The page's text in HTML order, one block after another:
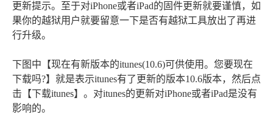
更新提示。至于对iPhone或者iPad的固件更新就要谨慎，如
果你的越狱用户就要留意一下是否有越狱工具放出了再进
行升级。
下图中【现在有新版本的itunes(10.6)可供使用。您要现在
下载吗?】就是表示itunes有了更新的版本10.6版本，然后点
击【下载itunes】。对itunes的更新对iPhone或者iPad是没有
影响的。